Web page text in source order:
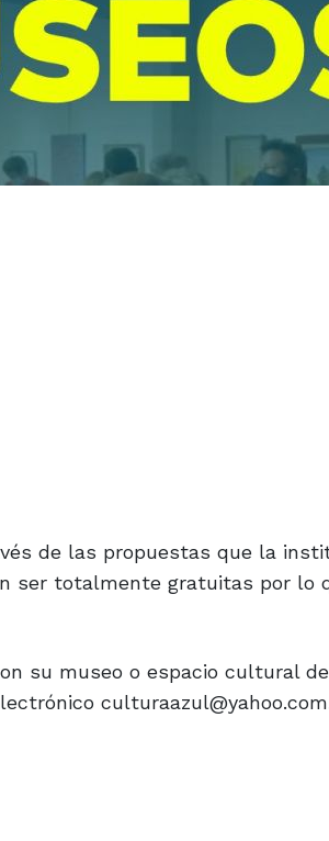
de las propuestas que la
ser totalmente gratuitas por lo
su museo o espacio cultural